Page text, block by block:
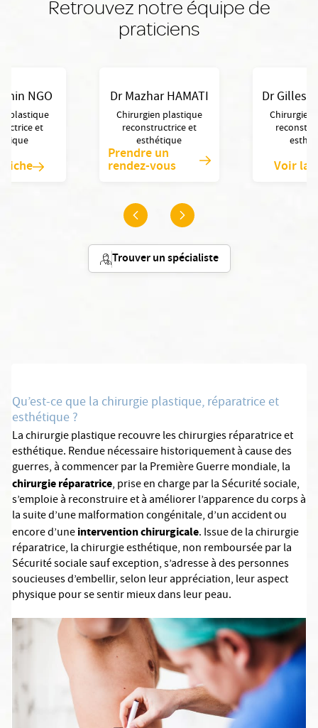
Retrouvez notre équipe de
praticiens
Dr Mazhar HAMATI
Chirurgien plastique
reconstructrice et
esthétique
Prendre un
rendez-vous
Dr Gilles
Chirurgien
Voir la
NGO
plastique
et
fiche
Trouver un spécialiste
Qu’est-ce que la chirurgie plastique, réparatrice et
esthétique ?
La chirurgie plastique recouvre les chirurgies réparatrice et
esthétique. Rendue nécessaire historiquement à cause des
guerres, à commencer par la Première Guerre mondiale, la
chirurgie réparatrice, prise en charge par la Sécurité sociale,
s’emploie à reconstruire et à améliorer l’apparence du corps à
la suite d’une malformation congénitale, d’un accident ou
encore d’uneintervention chirurgicale. Issue de la chirurgie
réparatrice, la chirurgie esthétique, non remboursée par la
Sécurité sociale sauf exception, s’adresse à des personnes
soucieuses d’embellir, selon leur appréciation, leur aspect
physique pour se sentir mieux dans leur peau.